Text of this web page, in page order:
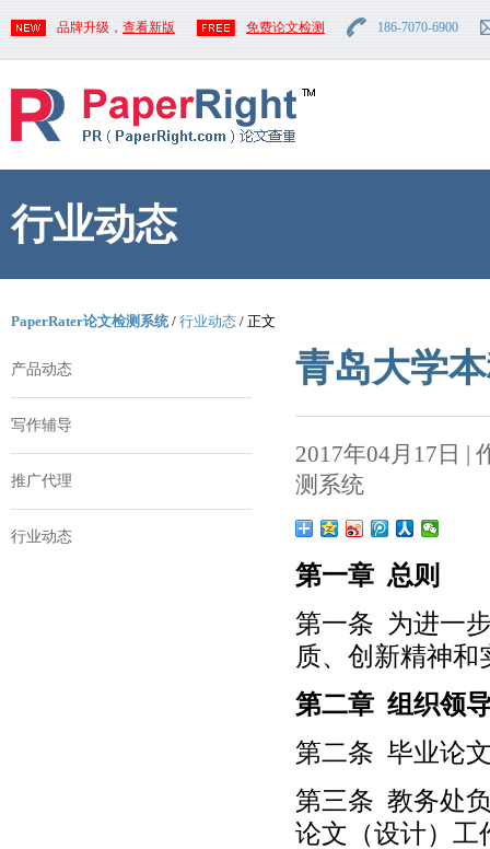
品牌升级， 查看新版 免费论文检测 186-7070-6900
行业动态
PaperRater论文检测系统/ 行业动态 / 正文
产品动态
写作辅导
推广代理
行业动态
青岛大学
2017年04月17日 |
测系统
第一章 总则
第一条 为进一
质、创新精神
第二章 组织领
第二条 毕业论
第三条 教务处
论文（设计）工